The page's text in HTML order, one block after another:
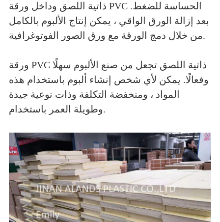
ذاتية اللصق وداخل ورقة PVC الحساسة للضغط.
بعد إزالة الورق الواقي ، يمكن إنتاج الألبوم بالكامل
من خلال دمج الورقة مع ورق الصور الفوتوغرافية.
ورقة PVC ذاتية اللصق تجعل من صنع الألبوم سهلًا
وفعالًا. يمكن لأي شخص إنشاء ألبوم باستخدام هذه
المواد ، ومنخفضة التكلفة وذات نوعية جيدة
وطويلة العمر باستخدام.